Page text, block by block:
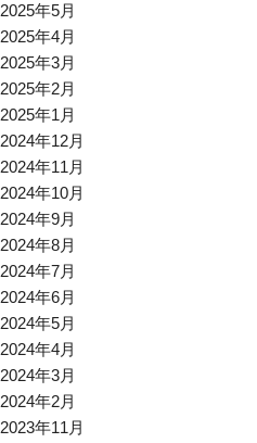
2025年5月
2025年4月
2025年3月
2025年2月
2025年1月
2024年12月
2024年11月
2024年10月
2024年9月
2024年8月
2024年7月
2024年6月
2024年5月
2024年4月
2024年3月
2024年2月
2023年11月